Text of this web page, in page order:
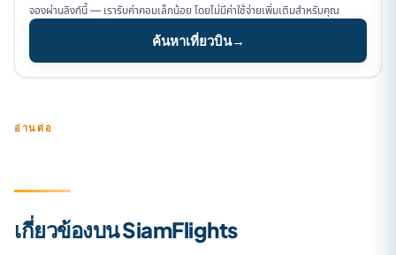
จองผ่านลิงก์นี้ — เรารับค่าคอมเล็กน้อย โดยไม่มีค่าใช้จ่ายเพิ่มเติมสำหรับคุณ
ค้นหาเที่ยวบิน→
อ่านต่อ
เกี่ยวข้องบน SiamFlights